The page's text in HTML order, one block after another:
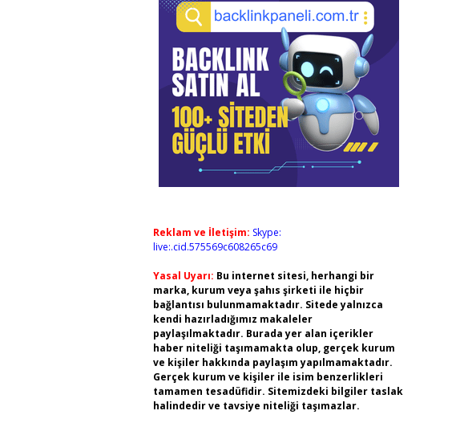
Reklam ve İletişim: Skype:
live:.cid.575569c608265c69
Yasal Uyarı: Bu internet sitesi, herhangi bir
marka, kurum veya şahıs şirketi ile hiçbir
bağlantısı bulunmamaktadır. Sitede yalnızca
kendi hazırladığımız makaleler
paylaşılmaktadır. Burada yer alan içerikler
haber niteliği taşımamakta olup, gerçek kurum
ve kişiler hakkında paylaşım yapılmamaktadır.
Gerçek kurum ve kişiler ile isim benzerlikleri
tamamen tesadüfidir. Sitemizdeki bilgiler taslak
halindedir ve tavsiye niteliği taşımazlar.